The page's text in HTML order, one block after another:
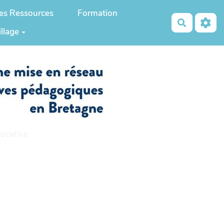
Ressources
Formation